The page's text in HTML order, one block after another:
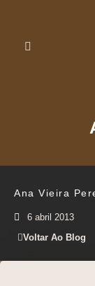
Ana Vieira
6 abril 2013
Voltar Ao Blog